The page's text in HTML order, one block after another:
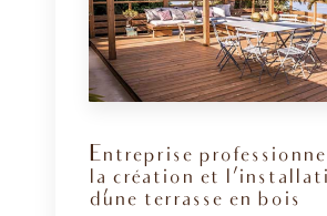
Entreprise
la création et
d’une terrasse en bois